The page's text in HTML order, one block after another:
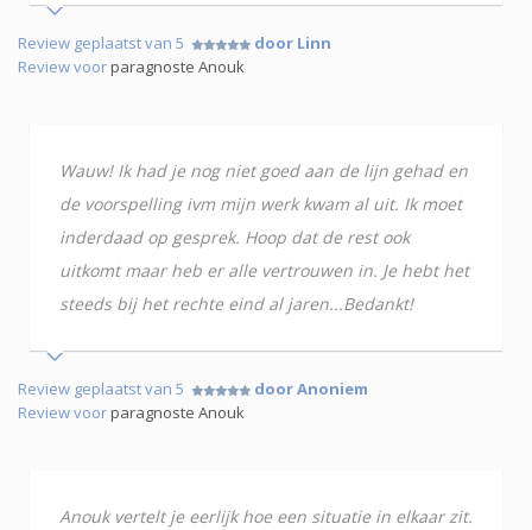
Review geplaatst van 5
door Linn
Review voorparagnoste Anouk
Wauw! Ik had je nog niet goed aan de lijn gehad en
de voorspelling ivm mijn werk kwam al uit. Ik moet
inderdaad op gesprek. Hoop dat de rest ook
uitkomt maar heb er alle vertrouwen in. Je hebt het
steeds bij het rechte eind al jaren...Bedankt!
Review geplaatst van 5
door Anoniem
Review voorparagnoste Anouk
Anouk vertelt je eerlijk hoe een situatie in elkaar zit.